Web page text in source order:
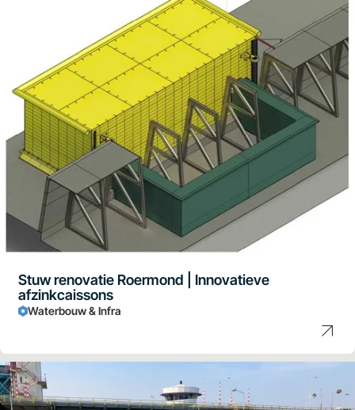
Stuw renovatie Roermond | Innovatieve
afzinkcaissons
Waterbouw & Infra